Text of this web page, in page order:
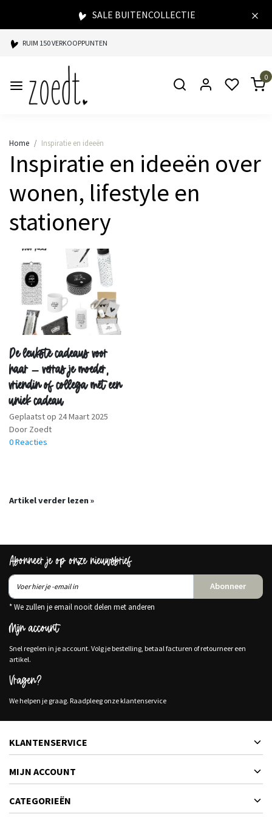
SALE BUITENCOLLECTIE
RUIM 150 VERKOOPPUNTEN
SPAARPUNTEN BIJ ELKE AANKOOP
SNELLE LEVERING
0
Home Inspiratie en ideeën
Inspiratie en ideeën over
wonen, lifestyle en
stationery
De leukste cadeaus voor
haar – verras je moeder,
vriendin of collega met een
uniek cadeau
Geplaatst op 24 Maart 2025
Door Zoedt
0 Reacties
Artikel verder lezen »
Abonneer je op onze nieuwsbrief
Abonneer
* We zullen je email nooit delen met anderen
Mijn account
Snel regelen in je account. Volg je bestelling, betaal facturen of retourneer een
artikel.
Vragen?
We helpen je graag. Raadpleeg onze klantenservice
KLANTENSERVICE
MIJN ACCOUNT
CATEGORIEËN